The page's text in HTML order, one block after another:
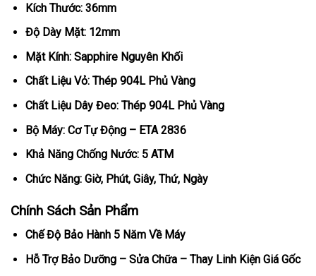
Kích Thước: 36mm
Độ Dày Mặt: 12mm
Mặt Kính: Sapphire Nguyên Khối
Chất Liệu Vỏ: Thép 904L Phủ Vàng
Chất Liệu Dây Đeo: Thép 904L Phủ Vàng
Bộ Máy: Cơ Tự Động – ETA 2836
Khả Năng Chống Nước: 5 ATM
Chức Năng: Giờ, Phút, Giây, Thứ, Ngày
Chính Sách Sản Phẩm
Chế Độ Bảo Hành 5 Năm Về Máy
Hỗ Trợ Bảo Dưỡng – Sửa Chữa – Thay Linh Kiện Giá Gốc